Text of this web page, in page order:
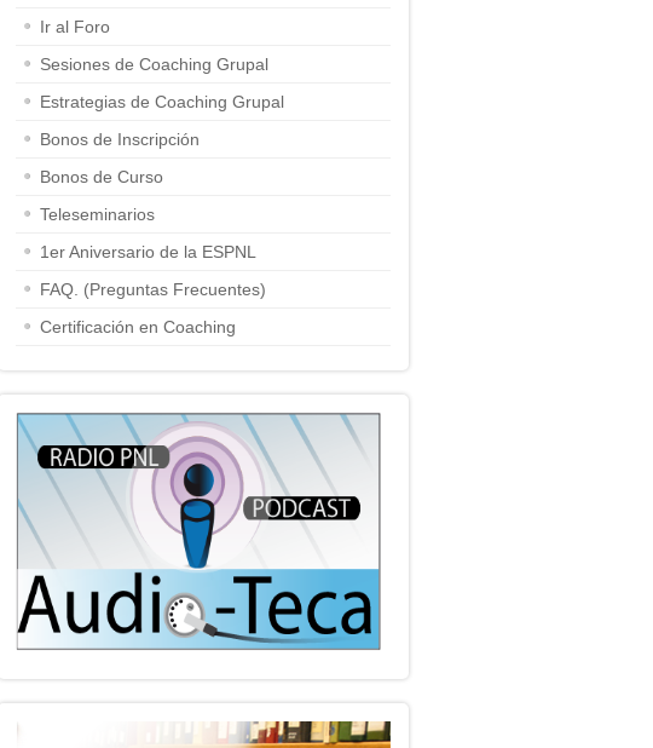
Ir al Foro
Sesiones de Coaching Grupal
Estrategias de Coaching Grupal
Bonos de Inscripción
Bonos de Curso
Teleseminarios
1er Aniversario de la ESPNL
FAQ. (Preguntas Frecuentes)
Certificación en Coaching